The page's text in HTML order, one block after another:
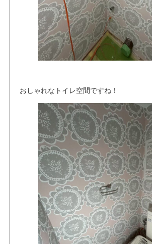
おしゃれなトイレ空間ですね！